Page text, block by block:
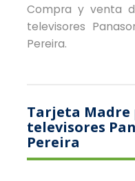
Compra y venta
televisores
Pereira.
Tarjeta Madre
televisores
Pereira